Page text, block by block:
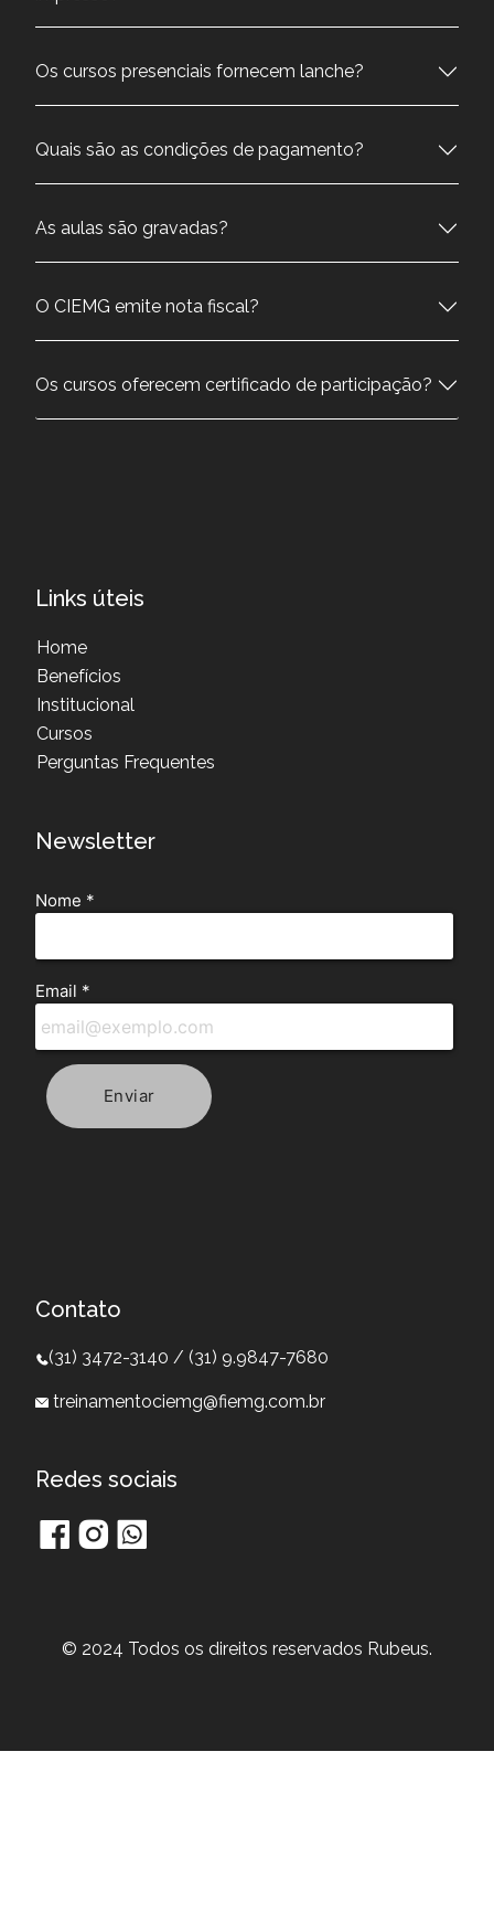
Os cursos presenciais fornecem lanche?
Quais são as condições de pagamento?
As aulas são gravadas?
O CIEMG emite nota fiscal?
Os cursos oferecem certificado de participação?
Links úteis
Home
Benefícios
Institucional
Cursos
Perguntas Frequentes
Newsletter
Contato
(31) 3472-3140 / (31) 9.9847-7680
treinamentociemg@fiemg.com.br
Redes sociais
© 2024 Todos os direitos reservados Rubeus.